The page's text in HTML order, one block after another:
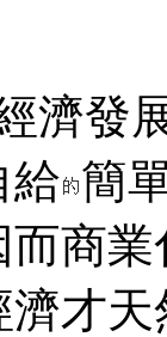
濟發
給 簡
而商業
才